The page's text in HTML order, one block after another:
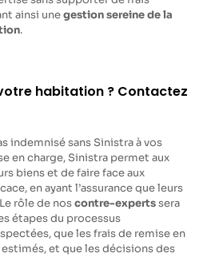
ainsi unegestion sereine de la
.
habitation ? Contactez
indemnisé sans Sinistra à vos
en charge, Sinistra permet aux
biens et de faire face aux
en ayant l’assurance que leurs
rôle de noscontre-expertssera
étapes du processus
que les frais de remise en
et que les décisions des